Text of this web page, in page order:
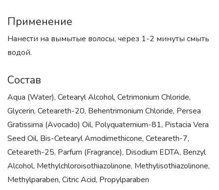
Применение
Нанести на вымытые волосы, через 1-2 минуты смыть
водой.
Состав
Aqua (Water), Cetearyl Alcohol, Cetrimonium Chloride,
Glycerin, Ceteareth-20, Behentrimonium Chloride, Persea
Gratissima (Avocado) Oil, Polyquaternium-81, Pistacia Vera
Seed Oil, Bis-Cetearyl Amodimethicone, Ceteareth-7,
Ceteareth-25, Parfum (Fragrance), Disodium EDTA, Benzyl
Alcohol, Methylchloroisothiazolinone, Methylisothiazolinone,
Methylparaben, Citric Acid, Propylparaben